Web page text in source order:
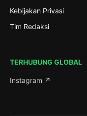
Kebijakan Privasi
Tim Redaksi
TERHUBUNG GLOBAL
Instagram ↗